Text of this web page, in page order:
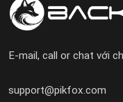
E-mail, call or chat với
support@pikfox.com